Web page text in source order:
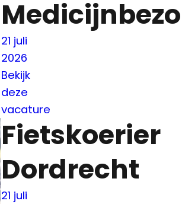
21 juli
2026
Bekijk
deze
vacature
Fietskoerier
Dordrecht
21 juli